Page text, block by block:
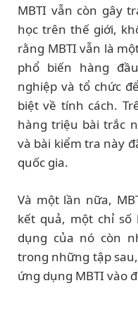
MBTI vẫn còn gây
học trên thế giới,
rằng MBTI vẫn là
phổ biến hàng
nghiệp và tổ chức
biệt về tính cách.
hàng triệu bài trắc
và bài kiểm tra này
quốc gia.
Và một lần nữa,
kết quả, một chỉ
dụng của nó còn
trong những tập
ứng dụng MBTI vào